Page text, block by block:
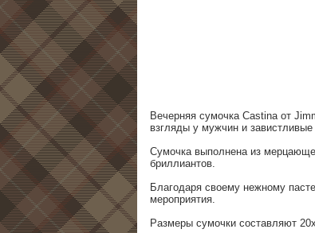
Вечерняя сумочка Castina от
взгляды у мужчин и
Сумочка выполнена из
бриллиантов.
Благодаря своему нежному
мероприятия.
Размеры сумочки составляют